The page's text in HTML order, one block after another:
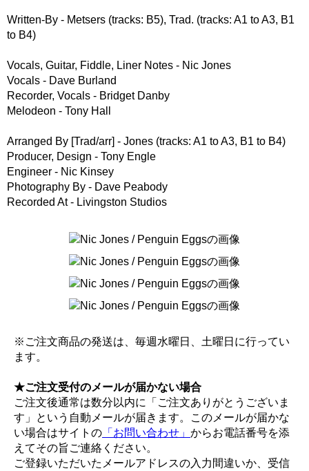
Written-By - Metsers (tracks: B5), Trad. (tracks: A1 to A3, B1
to B4)
Vocals, Guitar, Fiddle, Liner Notes - Nic Jones
Vocals - Dave Burland
Recorder, Vocals - Bridget Danby
Melodeon - Tony Hall
Arranged By [Trad/arr] - Jones (tracks: A1 to A3, B1 to B4)
Producer, Design - Tony Engle
Engineer - Nic Kinsey
Photography By - Dave Peabody
Recorded At - Livingston Studios
※ご注文商品の発送は、毎週水曜日、土曜日に行ってい
ます。
★ご注文受付のメールが届かない場合
ご注文後通常は数分以内に「ご注文ありがとうございま
す」という自動メールが届きます。このメールが届かな
い場合はサイトの 「お問い合わせ」 からお電話番号を添
えてその旨ご連絡ください。
ご登録いただいたメールアドレスの入力間違いか、受信